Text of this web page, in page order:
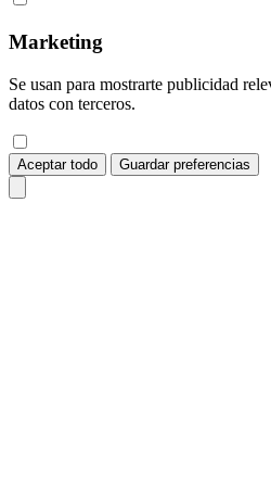
Marketing
Se usan para mostrarte publicidad
datos con terceros.
Aceptar todo Guardar preferencias